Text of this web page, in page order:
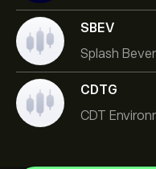
SBEV
Splash
CDTG